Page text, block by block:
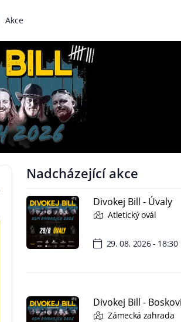
Akce
Nadcházející akce
Divokej Bill - Úvaly
Atletický ovál
29. 08. 2026 - 18:30
Divokej Bill -
Zámecká zahrada